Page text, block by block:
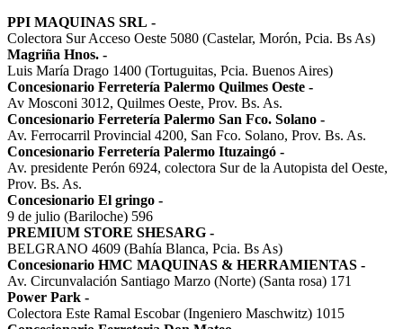
PPI MAQUINAS SRL -
Colectora Sur Acceso Oeste 5080 (Castelar, Morón, Pcia. Bs As)
Magriña Hnos. -
Luis María Drago 1400 (Tortuguitas, Pcia. Buenos Aires)
Concesionario Ferretería Palermo Quilmes Oeste -
Av Mosconi 3012, Quilmes Oeste, Prov. Bs. As.
Concesionario Ferretería Palermo San Fco. Solano -
Av. Ferrocarril Provincial 4200, San Fco. Solano, Prov. Bs. As.
Concesionario Ferretería Palermo Ituzaingó -
Av. presidente Perón 6924, colectora Sur de la Autopista del Oeste,
Prov. Bs. As.
Concesionario El gringo -
9 de julio (Bariloche) 596
PREMIUM STORE SHESARG -
BELGRANO 4609 (Bahía Blanca, Pcia. Bs As)
Concesionario HMC MAQUINAS & HERRAMIENTAS -
Av. Circunvalación Santiago Marzo (Norte) (Santa rosa) 171
Power Park -
Colectora Este Ramal Escobar (Ingeniero Maschwitz) 1015